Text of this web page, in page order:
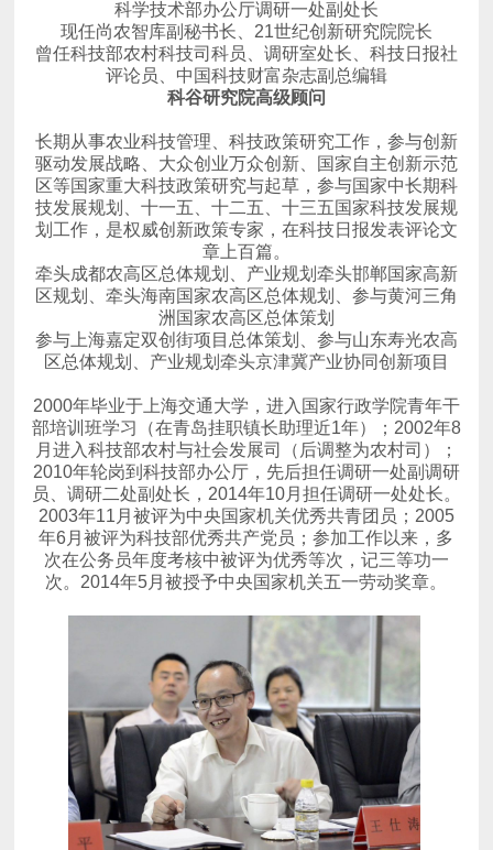
科学技术部办公厅调研一处副处长
现任尚农智库副秘书长、21世纪创新研究院院长
评论员、中国科技财富杂志副总编辑
科谷研究院高级顾问
章上百篇。
牵头成都农高区总体规划、产业规划
区规划、 牵头海南国家农高区总体规划、
洲国家农高区总体策划
参与上海嘉定双创街项目总体策划、
区总体规划、产业规划 牵头京津冀产业协同创新项目
员、调研二处副处长，2014年10月担任调研一处处长。
次。2014年5月被授予中央国家机关五一劳动奖章。